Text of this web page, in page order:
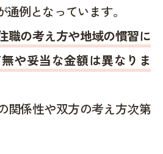
例となっています。
職の考え方や地域の慣習に
や妥当な金額は異なりま
関係性や双方の考え方次第